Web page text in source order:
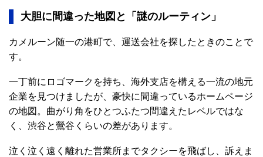
大胆に間違った地図と「謎のルーティン」
カメルーン随一の港町で、運送会社を探したときのことで
す。
一丁前にロゴマークを持ち、海外支店を構える一流の地元
企業を見つけましたが、豪快に間違っているホームページ
の地図。曲がり角をひとつふたつ間違えたレベルではな
く、渋谷と鶯谷くらいの差があります。
泣く泣く遠く離れた営業所までタクシーを飛ばし、訴えま